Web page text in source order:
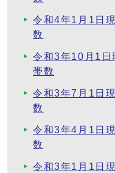
令和4年1月1日
数
令和3年10月1
帯数
令和3年7月1日
数
令和3年4月1日
数
令和3年1月1日